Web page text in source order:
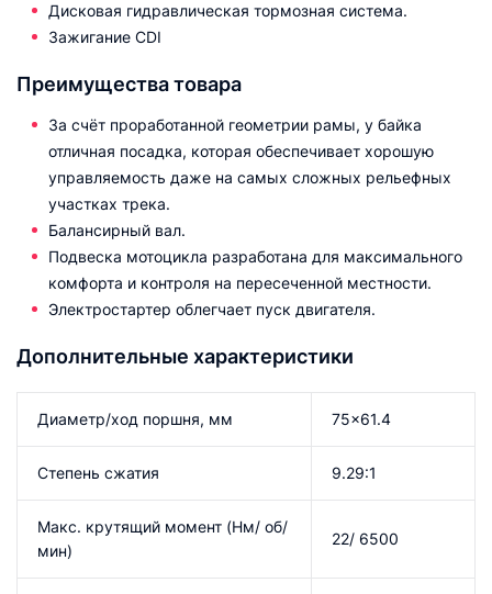
Дисковая гидравлическая тормозная система.
Зажигание CDI
Преимущества товара
За счёт проработанной геометрии рамы, у байка
отличная посадка, которая обеспечивает хорошую
управляемость даже на самых сложных рельефных
участках трека.
Балансирный вал.
Подвеска мотоцикла разработана для максимального
комфорта и контроля на пересеченной местности.
Электростартер облегчает пуск двигателя.
Дополнительные характеристики
Диаметр/ход поршня, мм 75x61.4
Степень сжатия 9.29:1
Макс. крутящий момент (Hм/ об/
мин)
22/ 6500